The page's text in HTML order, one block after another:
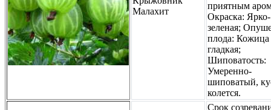
Малахит
приятным
Окраска: Ярко-
зеленая;
плода: Кожица
гладкая;
Шиповатость:
Умеренно-
шиповатый,
колется.
Срок